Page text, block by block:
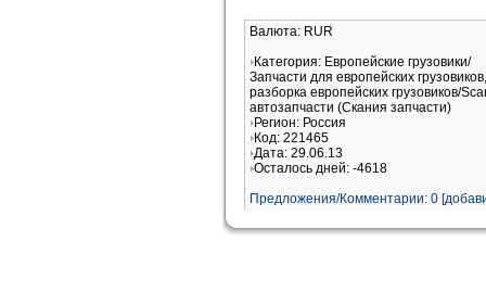
Валюта: RUR
Категория: Европейские грузовики/
Запчасти для европейских грузовиков,
разборка европейских грузовиков/
автозапчасти (Скания запчасти)
Регион: Россия
Код: 221465
Дата: 29.06.13
Осталось дней: -4618
Предложения/Комментарии: 0